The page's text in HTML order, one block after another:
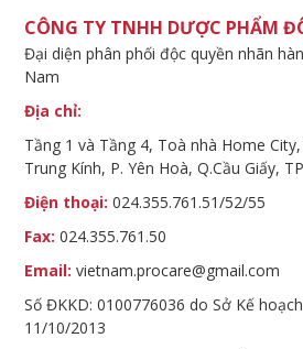
CÔNG TY TNHH DƯỢC PHẨM
Đại diện phân phối độc quyền nhãn
Nam
Địa chỉ:
Tầng 1 và Tầng 4, Toà nhà Home
Trung Kính, P. Yên Hoà, Q.Cầu Giấy,
Điện thoại: 024.355.761.51/52/55
Fax: 024.355.761.50
Email: vietnam.procare@gmail.com
Số ĐKKD: 0100776036 do Sở Kế
11/10/2013